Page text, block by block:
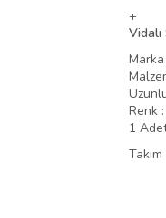
+
Vidalı
Renk
1